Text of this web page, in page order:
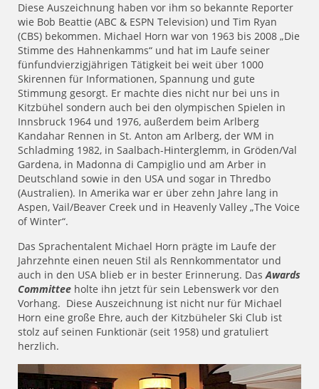
Diese Auszeichnung haben vor ihm so bekannte Reporter
wie Bob Beattie (ABC & ESPN Television) und Tim Ryan
(CBS) bekommen. Michael Horn war von 1963 bis 2008 „Die
Stimme des Hahnenkamms“ und hat im Laufe seiner
fünfundvierzigjährigen Tätigkeit bei weit über 1000
Skirennen für Informationen, Spannung und gute
Stimmung gesorgt. Er machte dies nicht nur bei uns in
Kitzbühel sondern auch bei den olympischen Spielen in
Innsbruck 1964 und 1976, außerdem beim Arlberg
Kandahar Rennen in St. Anton am Arlberg, der WM in
Schladming 1982, in Saalbach-Hinterglemm, in Gröden/Val
Gardena, in Madonna di Campiglio und am Arber in
Deutschland sowie in den USA und sogar in Thredbo
(Australien). In Amerika war er über zehn Jahre lang in
Aspen, Vail/Beaver Creek und in Heavenly Valley „The Voice
of Winter“.
Das Sprachentalent Michael Horn prägte im Laufe der
Jahrzehnte einen neuen Stil als Rennkommentator und
auch in den USA blieb er in bester Erinnerung. DasAwards
Committee holte ihn jetzt für sein Lebenswerk vor den
Vorhang. Diese Auszeichnung ist nicht nur für Michael
Horn eine große Ehre, auch der Kitzbüheler Ski Club ist
stolz auf seinen Funktionär (seit 1958) und gratuliert
herzlich.